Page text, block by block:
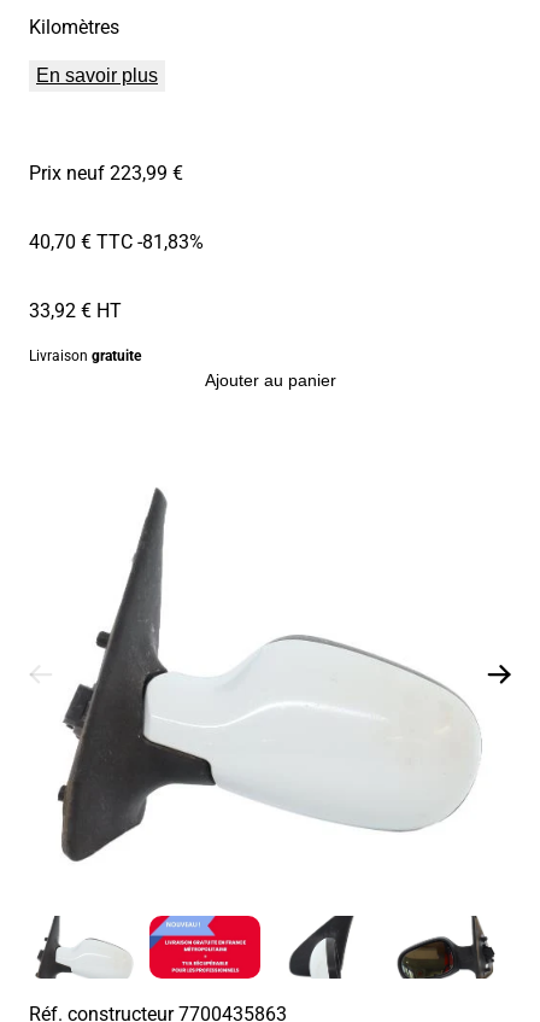
Kilomètres
En savoir plus
Prix neuf 223,99 €
40,70 € TTC-81,83%
33,92 € HT
Livraison gratuite
Ajouter au panier
Réf. constructeur7700435863